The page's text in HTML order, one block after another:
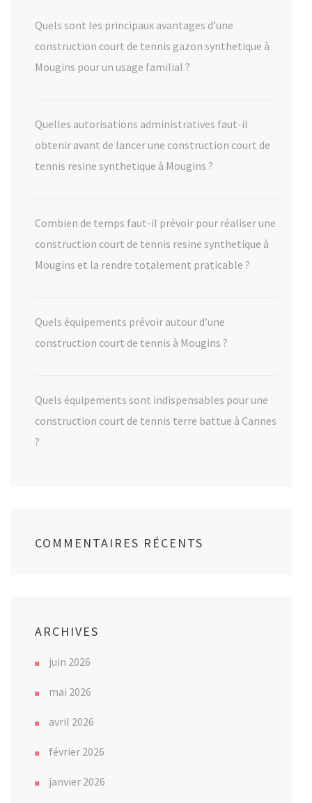
Quels sont les principaux avantages d’une
construction court de tennis gazon synthetique à
Mougins pour un usage familial ?
Quelles autorisations administratives faut-il
obtenir avant de lancer une construction court de
tennis resine synthetique à Mougins ?
Combien de temps faut-il prévoir pour réaliser une
construction court de tennis resine synthetique à
Mougins et la rendre totalement praticable ?
Quels équipements prévoir autour d’une
construction court de tennis à Mougins ?
Quels équipements sont indispensables pour une
construction court de tennis terre battue à Cannes
?
COMMENTAIRES RÉCENTS
ARCHIVES
juin 2026
mai 2026
avril 2026
février 2026
janvier 2026